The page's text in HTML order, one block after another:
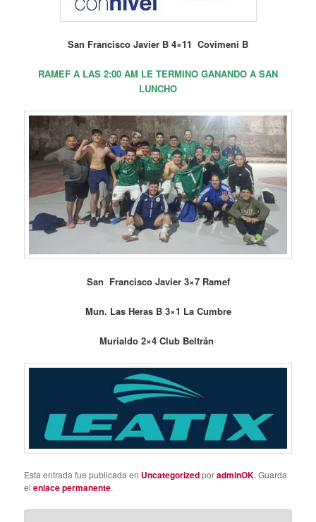
San Francisco Javier B 4×11 Covimeni B
RAMEF A LAS 2:00 AM LE TERMINO GANANDO A SAN
LUNCHO
San Francisco Javier 3×7 Ramef
Mun. Las Heras B 3×1 La Cumbre
Murialdo 2×4 Club Beltrán
Esta entrada fue publicada en UncategorizedporadminOK. Guarda
elenlace permanente.